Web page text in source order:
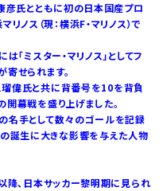
彦氏とともに初の日本国産プロ
ノス（現：横浜F・マリノス）で
ミスター・マリノス」としてフ
せられます。
偉氏と共に背番号を10を背負
開幕戦を盛り上げました。
名手として数々のゴールを記録
の誕生に大きな影響を与えた人物
、日本サッカー黎明期に見られ